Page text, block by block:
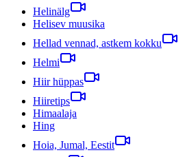
Helinälg
Helisev muusika
Hellad vennad, astkem kokku
Helmi
Hiir hüppas
Hiiretips
Himaalaja
Hing
Hoia, Jumal, Eestit